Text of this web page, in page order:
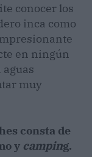
conocer los
inca como
en ningún
muy
consta de
y camping.